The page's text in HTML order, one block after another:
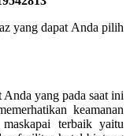
yang dapat Anda pilih
yang pada saat ini
keamanan
terbaik yaitu